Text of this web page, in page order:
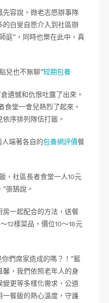
先容說，微老志愿辦事隊
的白叟自愿介入到社區辦
庭”，同時也樂在此中，真
兒也不無聊”短期包養
遺憾和仇恨吐露了出來。
食堂一會兒熱烈了起來。
序排列隊伍打飯。
人端著各自的包養網評價餐
，社區長者食堂一人10元
張鵠說。
一起配合的方法，送餐
12樣菜品，價位10～18元
們席家造成的嗎？！”藍
，我們依照老年人的身
更等多樣化需求，公道
餐飯的熱心溫度，守護